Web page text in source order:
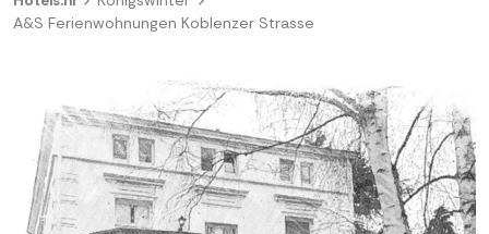
A&S Ferienwohnungen Koblenzer Strasse